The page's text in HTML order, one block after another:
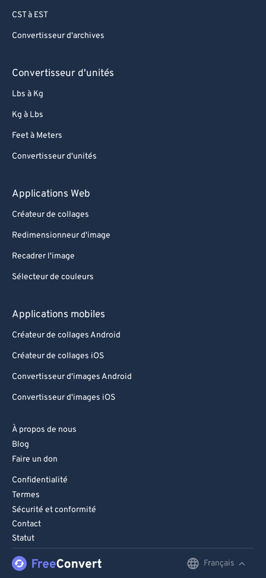
CST à EST
Convertisseur d'archives
Convertisseur d'unités
Lbs à Kg
Kg à Lbs
Feet à Meters
Convertisseur d'unités
Applications Web
Créateur de collages
Redimensionneur d'image
Recadrer l'image
Sélecteur de couleurs
Applications mobiles
Créateur de collages Android
Créateur de collages iOS
Convertisseur d'images Android
Convertisseur d'images iOS
À propos de nous
Blog
Faire un don
Confidentialité
Termes
Sécurité et conformité
Contact
Statut
Français